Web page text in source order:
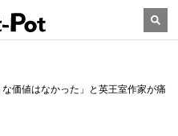
価値はなかった」と英王室作家が痛